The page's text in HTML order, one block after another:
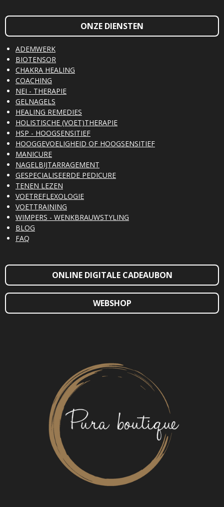
ONZE DIENSTEN
ADEMWERK
BIOTENSOR
CHAKRA HEALING
COACHING
NEI - THERAPIE
GELNAGELS
HEALING REMEDIES
HOLISTISCHE (VOET)THERAPIE
HSP - HOOGSENSITIEF
HOOGGEVOELIGHEID OF HOOGSENSITIEF
MANICURE
NAGELBIJTARRAGEMENT
GESPECIALISEERDE PEDICURE
TENEN LEZEN
VOETREFLEXOLOGIE
VOETTRAINING
WIMPERS - WENKBRAUWSTYLING
BLOG
FAQ
ONLINE DIGITALE CADEAUBON
WEBSHOP